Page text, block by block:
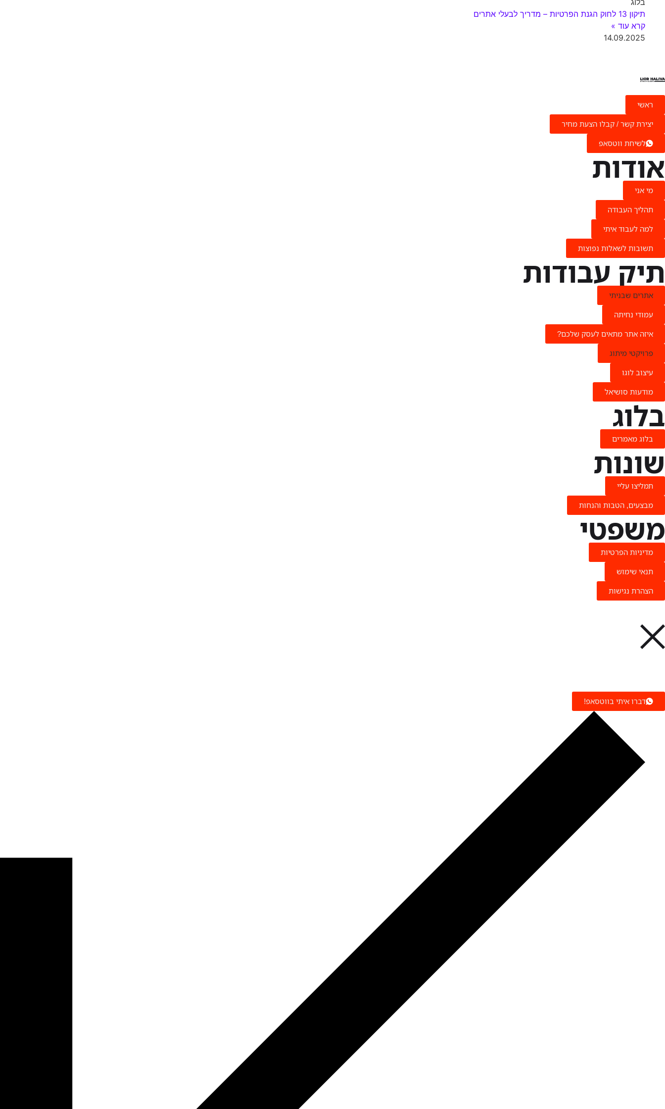
בלוג
תיקון 13 לחוק הגנת הפרטיות – מדריך לבעלי אתרים
קרא עוד »
14.09.2025
ראשי
יצירת קשר / קבלו הצעת מחיר
לשיחת ווטסאפ
אודות
מי אני
תהליך העבודה
למה לעבוד איתי
תשובות לשאלות נפוצות
תיק עבודות
אתרים שבניתי
עמודי נחיתה
איזה אתר מתאים לעסק שלכם?
פרויקטי מיתוג
עיצוב לוגו
מודעות סושיאל
בלוג
בלוג מאמרים
שונות
תמליצו עליי
מבצעים, הטבות והנחות
משפטי
מדיניות הפרטיות
תנאי שימוש
הצהרת נגישות
דברו איתי בווטסאפ!